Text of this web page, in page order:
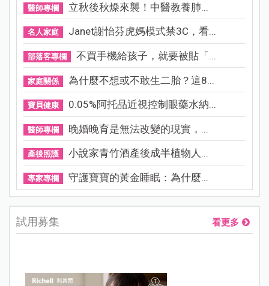
醫師專欄 立秋後秋燥來襲！中醫教養肺...
名人家庭 Janet謝怡芬虎媽模式禁3C，看...
部落客專欄 不買手機給孩子，就要被貼「...
家庭關係 為什麼不想或不敢生二胎？這8...
寶貝健康 0.05%阿托品近視控制眼藥水納...
醫師專欄 晚婚晚育是無法改變的現實，...
產後照護 小說家青竹酒產後成半植物人...
專家專欄 守護寶寶的黃金睡眠：為什麼...
試用募集 看更多